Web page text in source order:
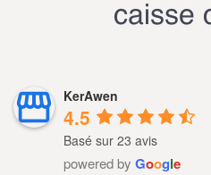
caisse
KerAwen
4.5
Basé sur 23 avis
powered by Google